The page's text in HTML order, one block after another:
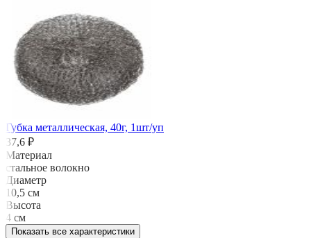
Губка металлическая, 40г, 1шт/уп
37,6 ₽
Материал
стальное волокно
Диаметр
10,5 см
Высота
4 см
Показать все характеристики